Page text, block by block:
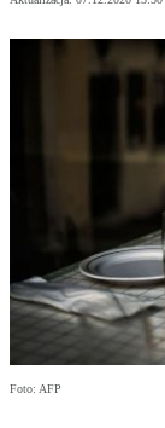
Foto: AFP